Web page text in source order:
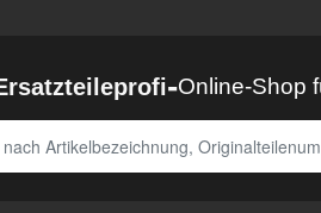
-Online-Shop